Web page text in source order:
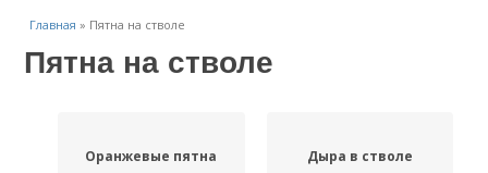
Главная » Пятна на стволе
Пятна на стволе
Оранжевые пятна Дыра в стволе